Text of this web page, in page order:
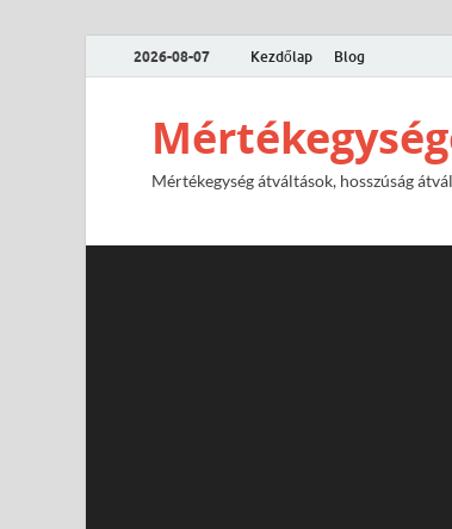
2026-08-07 Kezdőlap Blog
Mértékegység átváltások, hosszúság